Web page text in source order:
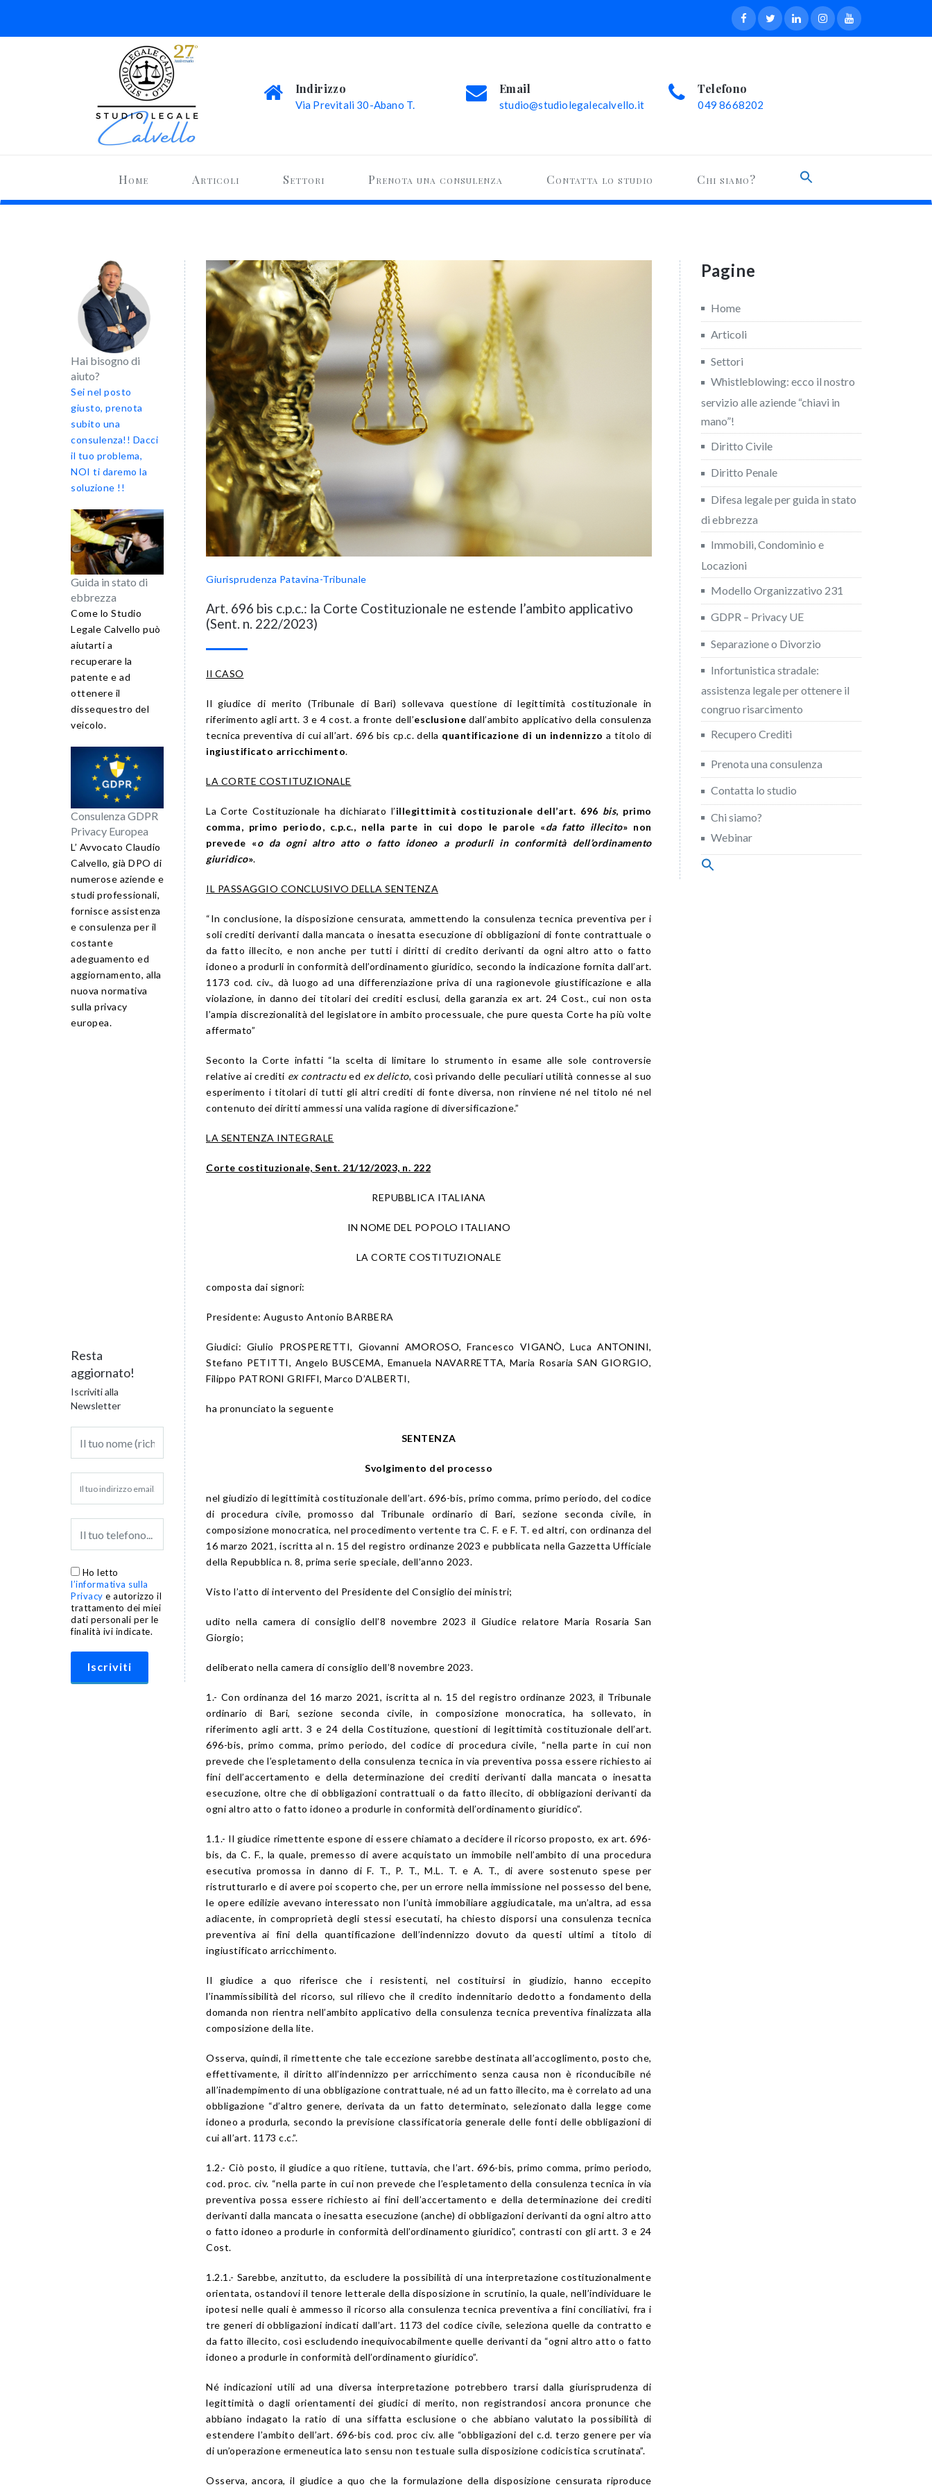
Indirizzo
Via Previtali 30-Abano T.
Email
studio@studiolegalecalvello.it
Telefono
049 8668202
Home Articoli Settori Prenota una consulenza Contatta lo studio Chi siamo?
Hai bisogno di
aiuto?
Sei nel posto
giusto, prenota
subito una
consulenza!! Dacci
il tuo problema,
NOI ti daremo la
soluzione !!
Guida in stato di
ebbrezza
Come lo Studio
Legale Calvello può
aiutarti a
recuperare la
patente e ad
ottenere il
dissequestro del
veicolo.
Consulenza GDPR
Privacy Europea
L’ Avvocato Claudio
Calvello, già DPO di
numerose aziende e
studi professionali,
fornisce assistenza
e consulenza per il
costante
adeguamento ed
aggiornamento, alla
nuova normativa
sulla privacy
europea.
Resta
aggiornato!
Iscriviti alla
Newsletter
Ho letto
l’informativa sulla
Privacy e autorizzo il
trattamento dei miei
dati personali per le
finalità ivi indicate.
Giurisprudenza Patavina-Tribunale
Art. 696 bis c.p.c.: la Corte Costituzionale ne estende l’ambito applicativo
(Sent. n. 222/2023)
Il CASO
Il giudice di merito (Tribunale di Bari) sollevava questione di legittimità costituzionale in
riferimento agli artt. 3 e 4 cost. a fronte dell’esclusione dall’ambito applicativo della consulenza
tecnica preventiva di cui all’art. 696 bis cp.c. della quantificazione di un indennizzo a titolo di
ingiustificato arricchimento.
LA CORTE COSTITUZIONALE
La Corte Costituzionale ha dichiarato l’illegittimità costituzionale dell’art. 696 bis, primo
comma, primo periodo, c.p.c., nella parte in cui dopo le parole «da fatto illecito» non
prevede «o da ogni altro atto o fatto idoneo a produrli in conformità dell’ordinamento
giuridico».
IL PASSAGGIO CONCLUSIVO DELLA SENTENZA
“In conclusione, la disposizione censurata, ammettendo la consulenza tecnica preventiva per i
soli crediti derivanti dalla mancata o inesatta esecuzione di obbligazioni di fonte contrattuale o
da fatto illecito, e non anche per tutti i diritti di credito derivanti da ogni altro atto o fatto
idoneo a produrli in conformità dell’ordinamento giuridico, secondo la indicazione fornita dall’art.
1173 cod. civ., dà luogo ad una differenziazione priva di una ragionevole giustificazione e alla
violazione, in danno dei titolari dei crediti esclusi, della garanzia ex art. 24 Cost., cui non osta
l’ampia discrezionalità del legislatore in ambito processuale, che pure questa Corte ha più volte
affermato”
Seconto la Corte infatti “la scelta di limitare lo strumento in esame alle sole controversie
relative ai crediti ex contractued ex delicto, così privando delle peculiari utilità connesse al suo
esperimento i titolari di tutti gli altri crediti di fonte diversa, non rinviene né nel titolo né nel
contenuto dei diritti ammessi una valida ragione di diversificazione.”
LA SENTENZA INTEGRALE
Corte costituzionale, Sent. 21/12/2023, n. 222
REPUBBLICA ITALIANA
IN NOME DEL POPOLO ITALIANO
LA CORTE COSTITUZIONALE
composta dai signori:
Presidente: Augusto Antonio BARBERA
Giudici: Giulio PROSPERETTI, Giovanni AMOROSO, Francesco VIGANÒ, Luca ANTONINI,
Stefano PETITTI, Angelo BUSCEMA, Emanuela NAVARRETTA, Maria Rosaria SAN GIORGIO,
Filippo PATRONI GRIFFI, Marco D’ALBERTI,
ha pronunciato la seguente
SENTENZA
Svolgimento del processo
nel giudizio di legittimità costituzionale dell’art. 696-bis, primo comma, primo periodo, del codice
di procedura civile, promosso dal Tribunale ordinario di Bari, sezione seconda civile, in
composizione monocratica, nel procedimento vertente tra C. F. e F. T. ed altri, con ordinanza del
16 marzo 2021, iscritta al n. 15 del registro ordinanze 2023 e pubblicata nella Gazzetta Ufficiale
della Repubblica n. 8, prima serie speciale, dell’anno 2023.
Visto l’atto di intervento del Presidente del Consiglio dei ministri;
udito nella camera di consiglio dell’8 novembre 2023 il Giudice relatore Maria Rosaria San
Giorgio;
deliberato nella camera di consiglio dell’8 novembre 2023.
1.- Con ordinanza del 16 marzo 2021, iscritta al n. 15 del registro ordinanze 2023, il Tribunale
ordinario di Bari, sezione seconda civile, in composizione monocratica, ha sollevato, in
riferimento agli artt. 3 e 24 della Costituzione, questioni di legittimità costituzionale dell’art.
696-bis, primo comma, primo periodo, del codice di procedura civile, “nella parte in cui non
prevede che l’espletamento della consulenza tecnica in via preventiva possa essere richiesto ai
fini dell’accertamento e della determinazione dei crediti derivanti dalla mancata o inesatta
esecuzione, oltre che di obbligazioni contrattuali o da fatto illecito, di obbligazioni derivanti da
ogni altro atto o fatto idoneo a produrle in conformità dell’ordinamento giuridico”.
1.1.- Il giudice rimettente espone di essere chiamato a decidere il ricorso proposto, ex art. 696-
bis, da C. F., la quale, premesso di avere acquistato un immobile nell’ambito di una procedura
esecutiva promossa in danno di F. T., P. T., M.L. T. e A. T., di avere sostenuto spese per
ristrutturarlo e di avere poi scoperto che, per un errore nella immissione nel possesso del bene,
le opere edilizie avevano interessato non l’unità immobiliare aggiudicatale, ma un’altra, ad essa
adiacente, in comproprietà degli stessi esecutati, ha chiesto disporsi una consulenza tecnica
preventiva ai fini della quantificazione dell’indennizzo dovuto da questi ultimi a titolo di
ingiustificato arricchimento.
Il giudice a quo riferisce che i resistenti, nel costituirsi in giudizio, hanno eccepito
l’inammissibilità del ricorso, sul rilievo che il credito indennitario dedotto a fondamento della
domanda non rientra nell’ambito applicativo della consulenza tecnica preventiva finalizzata alla
composizione della lite.
Osserva, quindi, il rimettente che tale eccezione sarebbe destinata all’accoglimento, posto che,
effettivamente, il diritto all’indennizzo per arricchimento senza causa non è riconducibile né
all’inadempimento di una obbligazione contrattuale, né ad un fatto illecito, ma è correlato ad una
obbligazione “d’altro genere, derivata da un fatto determinato, selezionato dalla legge come
idoneo a produrla, secondo la previsione classificatoria generale delle fonti delle obbligazioni di
cui all’art. 1173 c.c.”.
1.2.- Ciò posto, il giudice a quo ritiene, tuttavia, che l’art. 696-bis, primo comma, primo periodo,
cod. proc. civ. “nella parte in cui non prevede che l’espletamento della consulenza tecnica in via
preventiva possa essere richiesto ai fini dell’accertamento e della determinazione dei crediti
derivanti dalla mancata o inesatta esecuzione (anche) di obbligazioni derivanti da ogni altro atto
o fatto idoneo a produrle in conformità dell’ordinamento giuridico”, contrasti con gli artt. 3 e 24
Cost.
1.2.1.- Sarebbe, anzitutto, da escludere la possibilità di una interpretazione costituzionalmente
orientata, ostandovi il tenore letterale della disposizione in scrutinio, la quale, nell’individuare le
ipotesi nelle quali è ammesso il ricorso alla consulenza tecnica preventiva a fini conciliativi, fra i
tre generi di obbligazioni indicati dall’art. 1173 del codice civile, seleziona quelle da contratto e
da fatto illecito, così escludendo inequivocabilmente quelle derivanti da “ogni altro atto o fatto
idoneo a produrle in conformità dell’ordinamento giuridico”.
Né indicazioni utili ad una diversa interpretazione potrebbero trarsi dalla giurisprudenza di
legittimità o dagli orientamenti dei giudici di merito, non registrandosi ancora pronunce che
abbiano indagato la ratio di una siffatta esclusione o che abbiano valutato la possibilità di
estendere l’ambito dell’art. 696-bis cod. proc civ. alle “obbligazioni del c.d. terzo genere per via
di un’operazione ermeneutica lato sensu non testuale sulla disposizione codicistica scrutinata”.
Osserva, ancora, il giudice a quo che la formulazione della disposizione censurata riproduce
Pagine
Home
Articoli
Settori
Whistleblowing: ecco il nostro
servizio alle aziende “chiavi in
mano”!
Diritto Civile
Diritto Penale
Difesa legale per guida in stato
di ebbrezza
Immobili, Condominio e
Locazioni
Modello Organizzativo 231
GDPR – Privacy UE
Separazione o Divorzio
Infortunistica stradale:
assistenza legale per ottenere il
congruo risarcimento
Recupero Crediti
Prenota una consulenza
Contatta lo studio
Chi siamo?
Webinar